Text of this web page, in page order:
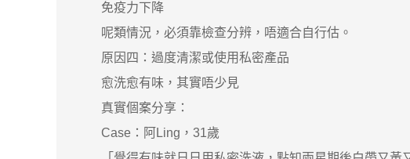
免疫力下降
呢類情況，必須靠檢查分辨，唔適合自行估。
原因四：過度清潔或使用私密產品
愈洗愈有味，其實唔少見
真實個案分享：
Case：阿Ling，31歲